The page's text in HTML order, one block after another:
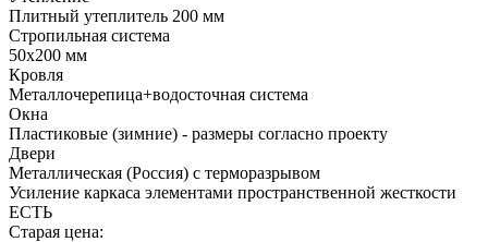
Плитный утеплитель 200 мм
Стропильная система
50х200 мм
Кровля
Металлочерепица+водосточная система
Окна
Пластиковые (зимние) - размеры согласно проекту
Двери
Металлическая (Россия) с терморазрывом
Усиление каркаса элементами пространственной жесткости
ЕСТЬ
Старая цена: